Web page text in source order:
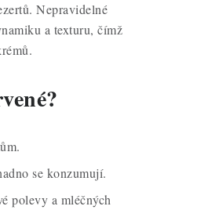
Nepravidelné
a texturu, čímž
se konzumují.
polevy a mléčných